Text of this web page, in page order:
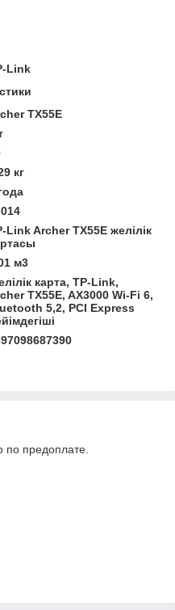
Link
TX55E
кг
Link Archer TX55E желілік
м3
карта, TP-Link,
TX55E, AX3000 Wi-Fi 6,
5,2, PCI Express
по предоплате.